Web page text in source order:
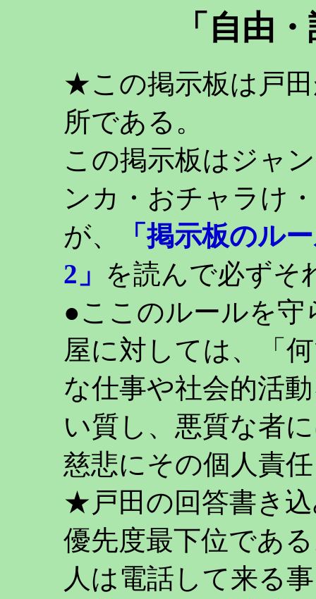
「自由
★この掲示板は戸
所である。
この掲示板はジャ
ンカ・おチャラけ
が、
「掲示板のル
2」 を読んで必ずそ
●ここのルールを守
屋に対しては、「
な仕事や社会的活
い質し、悪質な者
慈悲にその個人責
★戸田の回答書き
優先度最下位であ
人は電話して来る